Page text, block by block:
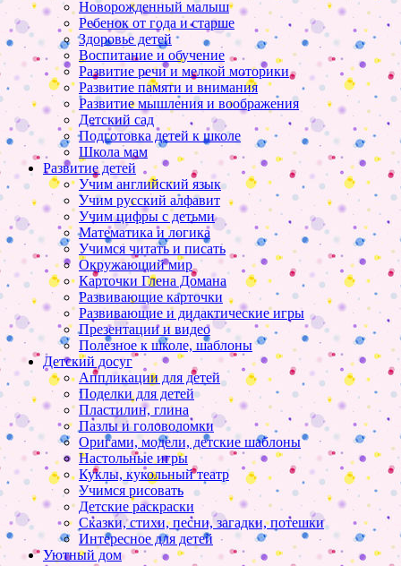
Новорожденный малыш
Ребенок от года и старше
Здоровье детей
Воспитание и обучение
Развитие речи и мелкой моторики
Развитие памяти и внимания
Развитие мышления и воображения
Детский сад
Подготовка детей к школе
Школа мам
Развитие детей
Учим английский язык
Учим русский алфавит
Учим цифры с детьми
Математика и логика
Учимся читать и писать
Окружающий мир
Карточки Глена Домана
Развивающие карточки
Развивающие и дидактические игры
Презентации и видео
Полезное к школе, шаблоны
Детский досуг
Аппликации для детей
Поделки для детей
Пластилин, глина
Пазлы и головоломки
Оригами, модели, детские шаблоны
Настольные игры
Куклы, кукольный театр
Учимся рисовать
Детские раскраски
Сказки, стихи, песни, загадки, потешки
Интересное для детей
Уютный дом